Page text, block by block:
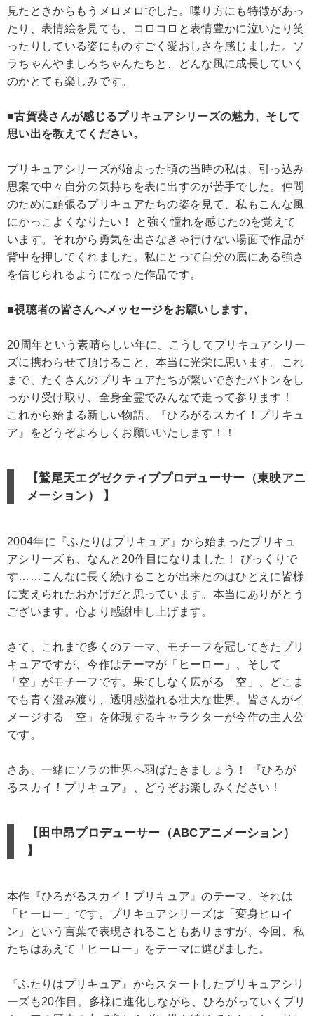
見たときからもうメロメロでした。喋り方にも特徴があっ
たり、表情絵を見ても、コロコロと表情豊かに泣いたり笑
ったりしている姿にものすごく愛おしさを感じました。ソ
ラちゃんやましろちゃんたちと、どんな風に成長していく
のかとても楽しみです。
■古賀葵さんが感じるプリキュアシリーズの魅力、そして
思い出を教えてください。
プリキュアシリーズが始まった頃の当時の私は、引っ込み
思案で中々自分の気持ちを表に出すのが苦手でした。仲間
のために頑張るプリキュアたちの姿を見て、私もこんな風
にかっこよくなりたい！ と強く憧れを感じたのを覚えて
います。それから勇気を出さなきゃ行けない場面で作品が
背中を押してくれました。私にとって自分の底にある強さ
を信じられるようになった作品です。
■視聴者の皆さんへメッセージをお願いします。
20周年という素晴らしい年に、こうしてプリキュアシリー
ズに携わらせて頂けること、本当に光栄に思います。これ
まで、たくさんのプリキュアたちが繋いできたバトンをし
っかり受け取り、全身全霊でみんなで走って参ります！
これから始まる新しい物語、『ひろがるスカイ！プリキュ
ア』をどうぞよろしくお願いいたします！！
【鷲尾天エグゼクティブプロデューサー（東映アニ
メーション） 】
2004年に『ふたりはプリキュア』から始まったプリキュ
アシリーズも、なんと20作目になりました！ びっくりで
す……こんなに長く続けることが出来たのはひとえに皆様
に支えられたおかげだと思っています。本当にありがとう
ございます。心より感謝申し上げます。
さて、これまで多くのテーマ、モチーフを冠してきたプリ
キュアですが、今作はテーマが「ヒーロー」、そして
「空」がモチーフです。果てしなく広がる「空」、どこま
でも青く澄み渡り、透明感溢れる壮大な世界。皆さんがイ
メージする「空」を体現するキャラクターが今作の主人公
です。
さあ、一緒にソラの世界へ羽ばたきましょう！ 『ひろが
るスカイ！プリキュア』、どうぞお楽しみください！
【田中昂プロデューサー（ABCアニメーション）
】
本作『ひろがるスカイ！プリキュア』のテーマ、それは
「ヒーロー」です。プリキュアシリーズは「変身ヒロイ
ン」という言葉で表現されることもありますが、今回、私
たちはあえて「ヒーロー」をテーマに選びました。
『ふたりはプリキュア』からスタートしたプリキュアシリ
ーズも20作目。多様に進化しながら、ひろがっていくプリ